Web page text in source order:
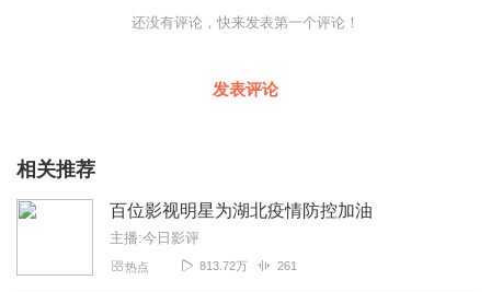
还没有评论，快来发表第一个评论！
发表评论
相关推荐
百位影视明星为湖北疫情防控加油
主播:今日影评
热点 813.72万 261